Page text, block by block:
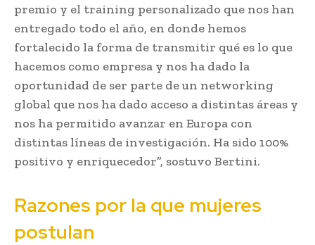
premio y el training personalizado que nos han
entregado todo el año, en donde hemos
fortalecido la forma de transmitir qué es lo que
hacemos como empresa y nos ha dado la
oportunidad de ser parte de un networking
global que nos ha dado acceso a distintas áreas y
nos ha permitido avanzar en Europa con
distintas líneas de investigación. Ha sido 100%
positivo y enriquecedor”, sostuvo Bertini.
Razones por la que mujeres
postulan